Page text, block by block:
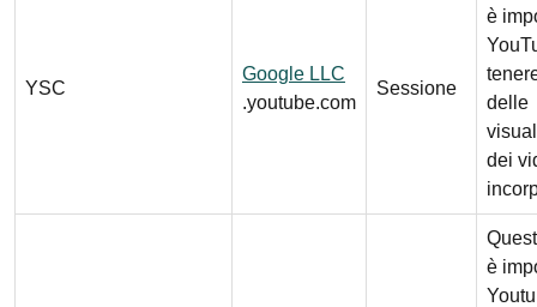
YSC
Google LLC
.youtube.com
Sessione
è
delle
dei
è